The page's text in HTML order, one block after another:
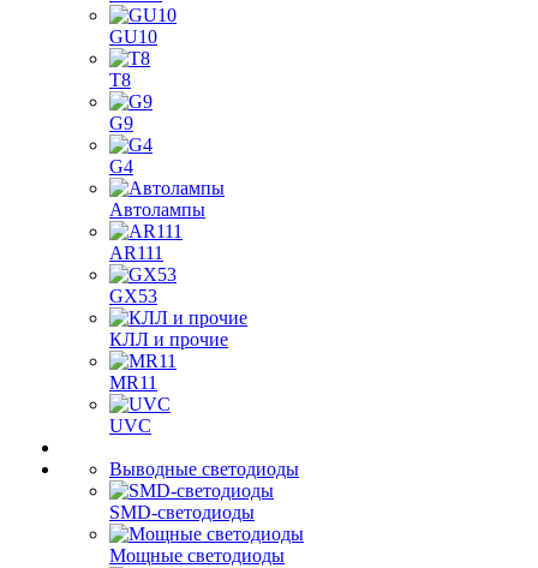
GU10
T8
G9
G4
Автолампы
AR111
GX53
КЛЛ и прочие
MR11
UVC
Выводные светодиоды
SMD-светодиоды
Мощные светодиоды